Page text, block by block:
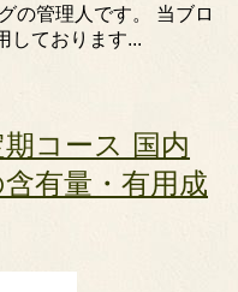
の管理人です。 当ブロ
しております...
コース 国内
有量・有用成